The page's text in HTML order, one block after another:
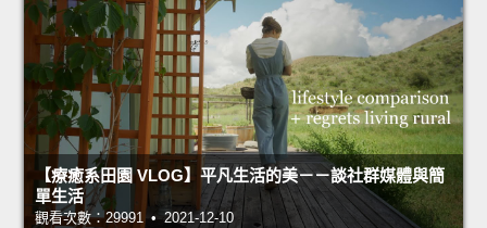
【療癒系田園 VLOG】平凡生活的美－－談社群媒體與簡
單生活
觀看次數：29991 • 2021-12-10